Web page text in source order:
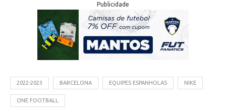
Publicidade
2022-2023 BARCELONA EQUIPES ESPANHOLAS NIKE
ONE FOOTBALL